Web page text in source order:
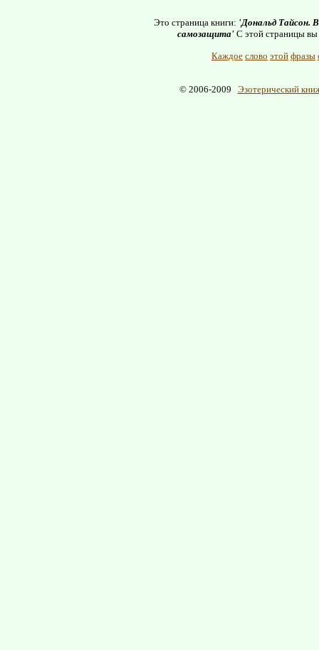
Это страница книги: 'Дональд Тайсон.
самозащита'С этой страницы вы
Каждое слово этой фразы
© 2006-2009 Эзотерический